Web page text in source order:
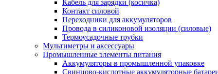
Кабель для зарядки (косичка)
Контакт силовой
Переходники для аккумуляторов
Провода в силиконовой изоляции (силовые)
Термоусадочные трубки
Мультиметры и аксессуары
Промышленные элементы питания
Аккумуляторы в промышленной упаковке
Свинцово-кислотные аккумуляторные